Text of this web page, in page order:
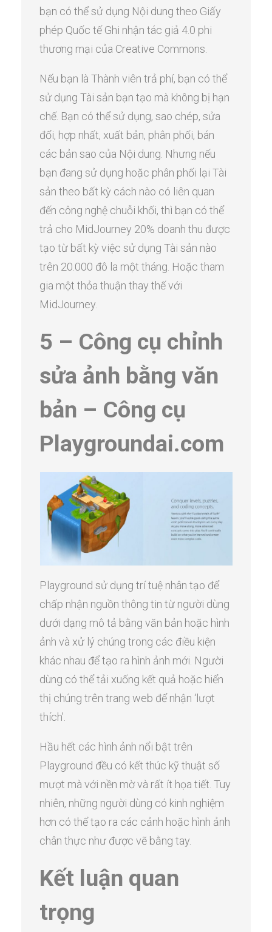
bạn có thể sử dụng Nội dung theo Giấy
phép Quốc tế Ghi nhận tác giả 4.0 phi
thương mại của Creative Commons.
Nếu bạn là Thành viên trả phí, bạn có thể
sử dụng Tài sản bạn tạo mà không bị hạn
chế. Bạn có thể sử dụng, sao chép, sửa
đổi, hợp nhất, xuất bản, phân phối, bán
các bản sao của Nội dung. Nhưng nếu
bạn đang sử dụng hoặc phân phối lại Tài
sản theo bất kỳ cách nào có liên quan
đến công nghệ chuỗi khối, thì bạn có thể
trả cho MidJourney 20% doanh thu được
tạo từ bất kỳ việc sử dụng Tài sản nào
trên 20.000 đô la một tháng. Hoặc tham
gia một thỏa thuận thay thế với
MidJourney.
5 – Công cụ chỉnh
sửa ảnh bằng văn
bản – Công cụ
Playgroundai.com
Playground sử dụng trí tuệ nhân tạo để
chấp nhận nguồn thông tin từ người dùng
dưới dạng mô tả bằng văn bản hoặc hình
ảnh và xử lý chúng trong các điều kiện
khác nhau để tạo ra hình ảnh mới. Người
dùng có thể tải xuống kết quả hoặc hiển
thị chúng trên trang web để nhận ‘lượt
thích’.
Hầu hết các hình ảnh nổi bật trên
Playground đều có kết thúc kỹ thuật số
mượt mà với nền mờ và rất ít họa tiết. Tuy
nhiên, những người dùng có kinh nghiệm
hơn có thể tạo ra các cảnh hoặc hình ảnh
chân thực như được vẽ bằng tay.
Kết luận quan
trọng